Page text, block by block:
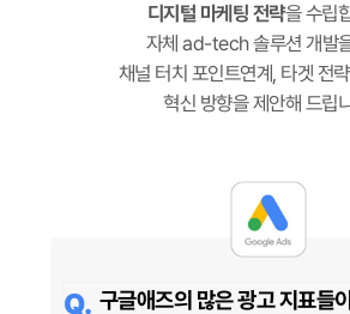
디지털 마케팅 전략을 수립
자체 ad-tech 솔루션 개발
채널 터치 포인트연계, 타겟 전
혁신 방향을 제안해 드립
구글애즈의 많은 광고 지표들